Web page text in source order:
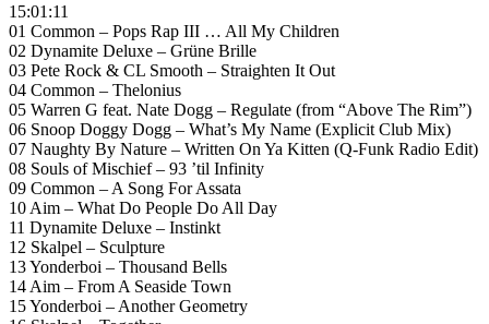
15:01:11
01 Common – Pops Rap III … All My Children
02 Dynamite Deluxe – Grüne Brille
03 Pete Rock & CL Smooth – Straighten It Out
04 Common – Thelonius
05 Warren G feat. Nate Dogg – Regulate (from “Above The Rim”)
06 Snoop Doggy Dogg – What’s My Name (Explicit Club Mix)
07 Naughty By Nature – Written On Ya Kitten (Q-Funk Radio Edit)
08 Souls of Mischief – 93 ’til Infinity
09 Common – A Song For Assata
10 Aim – What Do People Do All Day
11 Dynamite Deluxe – Instinkt
12 Skalpel – Sculpture
13 Yonderboi – Thousand Bells
14 Aim – From A Seaside Town
15 Yonderboi – Another Geometry